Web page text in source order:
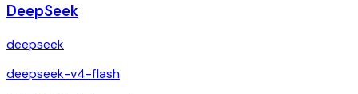
DeepSeek
deepseek
deepseek-v4-flash